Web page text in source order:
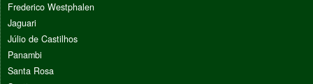
Frederico Westphalen
Jaguari
Júlio de Castilhos
Panambi
Santa Rosa